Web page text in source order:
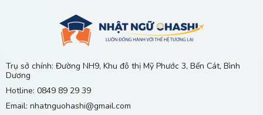
Nên Học Tiếng Nhật Ở Đâu Tại Chánh Phú Hòa,
Bến Cát?
2 3 4, Bến Cát, Bình Dương
29/04/2026
Trụ sở chính: Đường NH9, Khu đô thị Mỹ Phước 3, Bến Cát, Bình
Dương
Hotline: 0849 89 29 39
Email: nhatnguohashi@gmail.com